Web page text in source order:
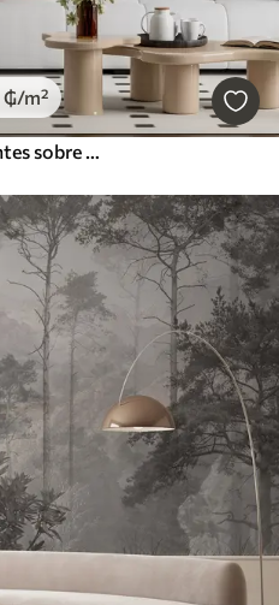
₲/m²
Árboles de magnolia florecientes sobre un fondo de mármol